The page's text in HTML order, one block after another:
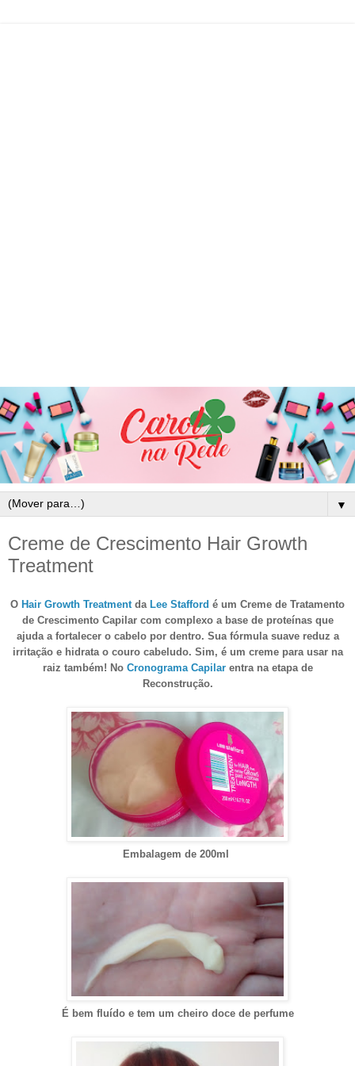
▼
Creme de Crescimento Hair Growth
Treatment
O Hair Growth Treatment da Lee Stafford é um Creme de Tratamento
de Crescimento Capilar com complexo a base de proteínas que
ajuda a fortalecer o cabelo por dentro. Sua fórmula suave reduz a
irritação e hidrata o couro cabeludo. Sim, é um creme para usar na
raiz também! No Cronograma Capilar entra na etapa de
Reconstrução.
Embalagem de 200ml
É bem fluído e tem um cheiro doce de perfume